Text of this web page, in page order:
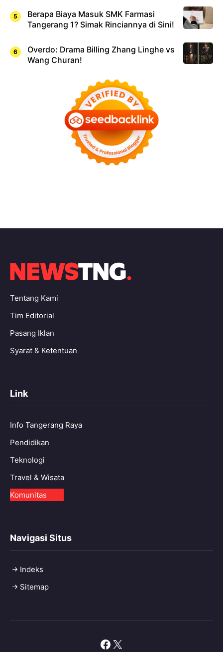
Berapa Biaya Masuk SMK Farmasi
Tangerang 1? Simak Rinciannya di Sini!
Overdo: Drama Billing Zhang Linghe vs
Wang Churan!
Tentang Kami
Tim Editorial
Pasang Iklan
Syarat & Ketentuan
Link
Info Tangerang Raya
Pendidikan
Teknologi
Travel & Wisata
Komunitas
Navigasi Situs
Indeks
Sitemap
Facebook
X